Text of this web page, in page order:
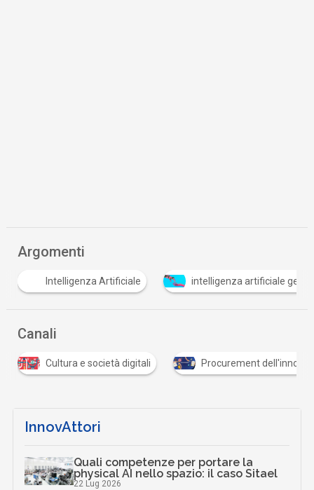
Argomenti
intelligenza artificiale generativa P procurement
Canali
e società digitali Procurement dell'innovazione
InnovAttori
Quali competenze per portare la
physical AI nello spazio: il caso Sitael
22 Lug 2026